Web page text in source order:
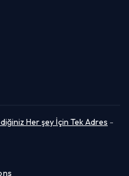
Her şey İçin Tek Adres -